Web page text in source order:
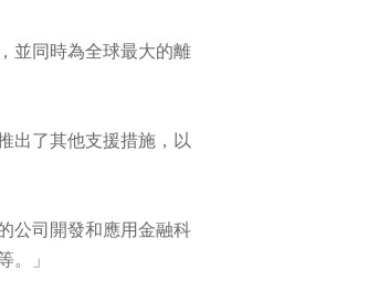
並同時為全球最大的離
出了其他支援措施，以
公司開發和應用金融科
。」